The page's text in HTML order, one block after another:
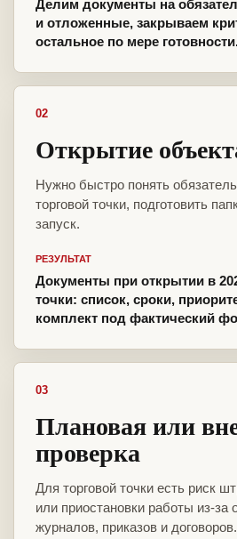
Делим документы на
и отложенные, закрываем
остальное по мере
02
Открытие
Нужно быстро понять
торговой точки, подготовить
запуск.
РЕЗУЛЬТАТ
Документы при открытии в
точки: список, сроки,
комплект под фактический
03
Плановая или
проверка
Для торговой точки есть риск
или приостановки работы из-за
журналов, приказов и договоров.